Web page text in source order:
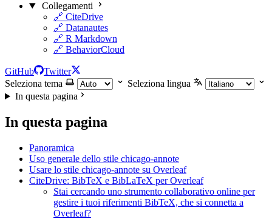
Collegamenti
🔗 CiteDrive
🔗 Datanautes
🔗 R Markdown
🔗 BehaviorCloud
GitHub
Twitter
Seleziona tema
Seleziona lingua
In questa pagina
In questa pagina
Panoramica
Uso generale dello stile chicago-annote
Usare lo stile chicago-annote su Overleaf
CiteDrive: BibTeX e BibLaTeX per Overleaf
Stai cercando uno strumento collaborativo online per
gestire i tuoi riferimenti BibTeX, che si connetta a
Overleaf?